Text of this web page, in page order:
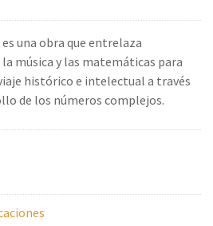
es una obra que entrelaza
música y las matemáticas para
histórico e intelectual a través
de los números complejos.